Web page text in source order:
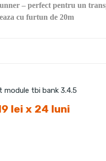
– perfect pentru un
cu furtun de 20m
lei x 24 luni